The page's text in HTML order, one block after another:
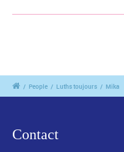
/ People / Luths toujours / Mika
Contact